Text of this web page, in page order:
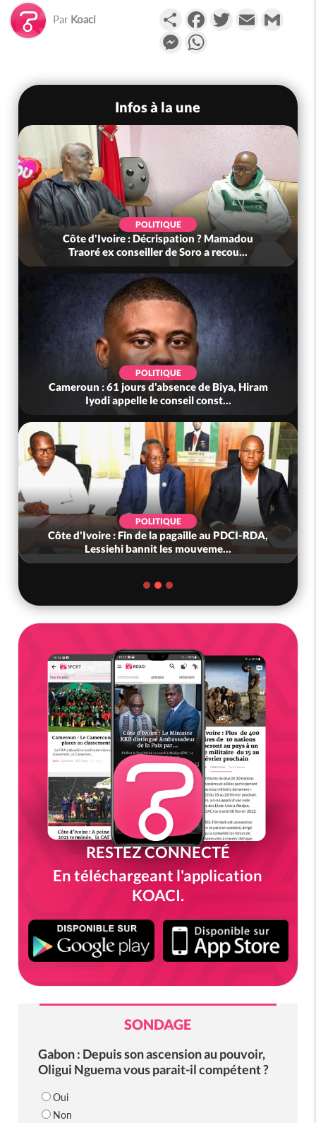
Par Koaci PartagerFacebookTwitterEmail
Messenger
Infos à la une
POLITIQUE
Côte d'Ivoire : Décrispation ? Mamadou
Traoré ex conseiller de Soro a recou...
POLITIQUE
Cameroun : 61 jours d'absence de Biya, Hiram
Iyodi appelle le conseil const...
POLITIQUE
Côte d'Ivoire : Fin de la pagaille au PDCI-RDA,
Lessiehi bannit les mouveme...
RESTEZ CONNECTÉ
En téléchargeant l'application
KOACI.
SONDAGE
Gabon : Depuis son ascension au pouvoir,
Oligui Nguema vous parait-il compétent ?
Oui
Non